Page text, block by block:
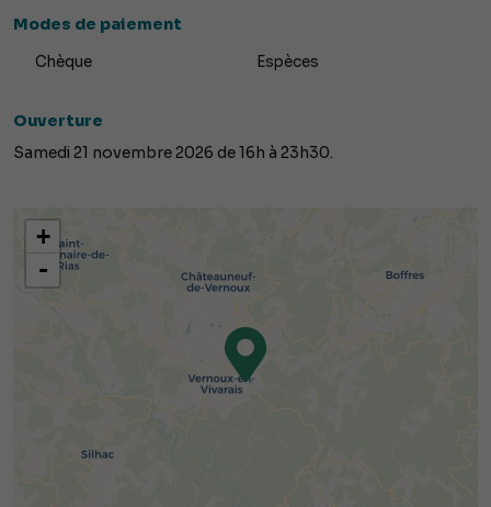
Modes de paiement
Chèque Espèces
Ouverture
Samedi 21 novembre 2026 de 16h à 23h30.
+
-